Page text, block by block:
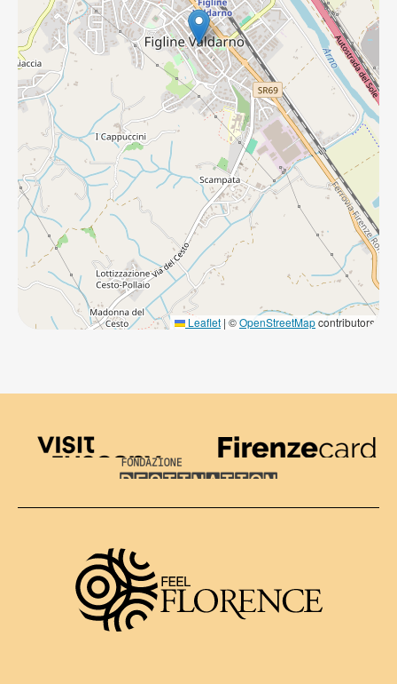
Leaflet | ©OpenStreetMapcontributors
Visit Tuscany
Firenze Card
Destination Florence